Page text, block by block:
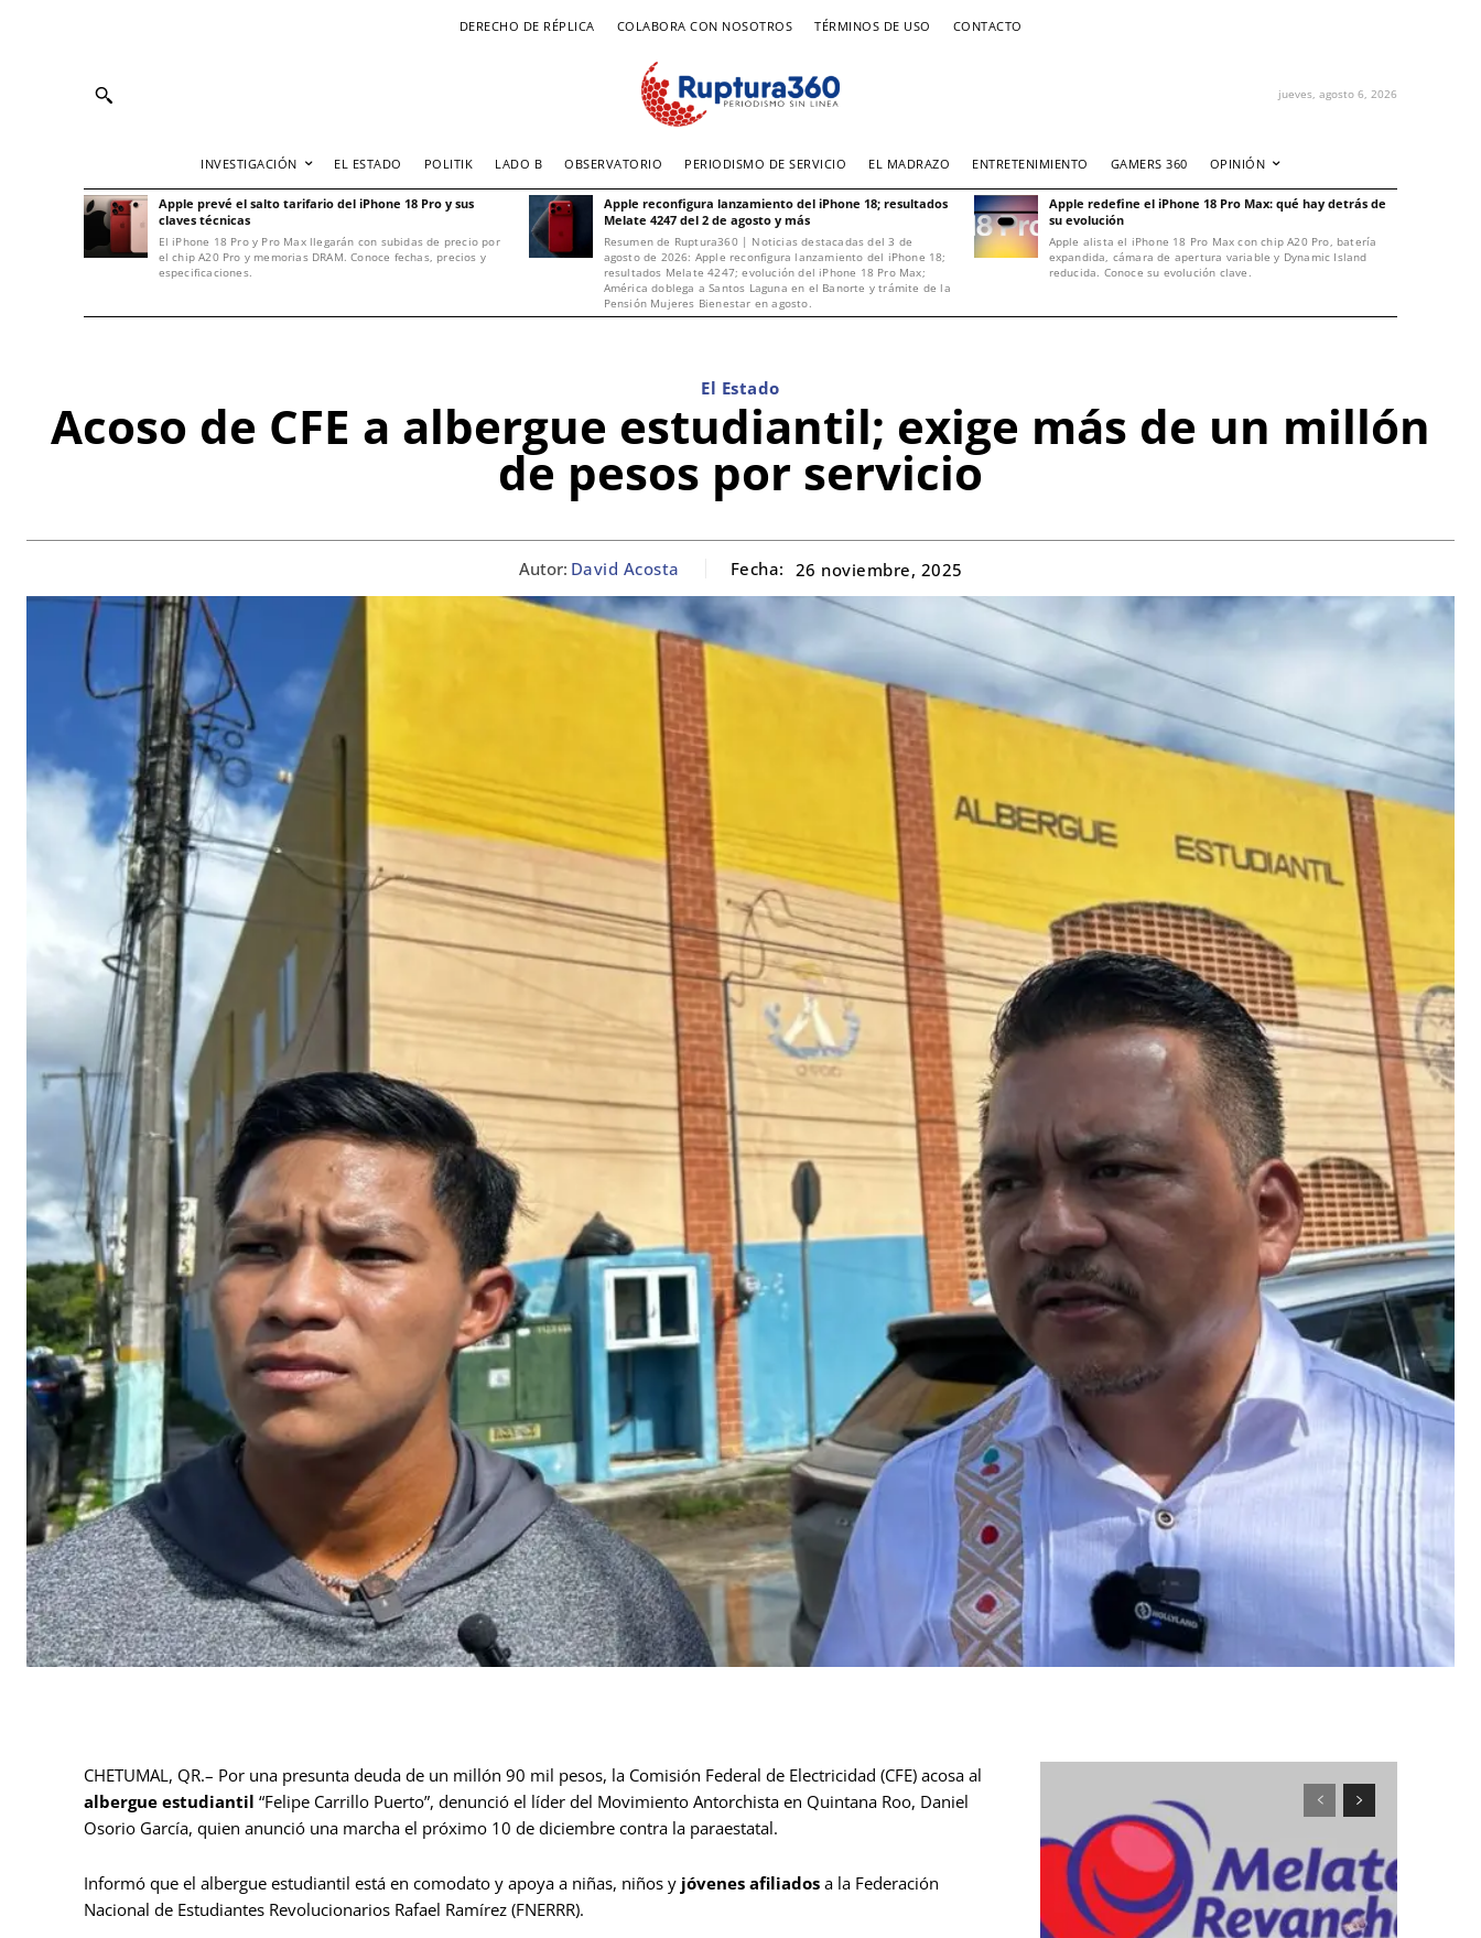
DERECHO DE RÉPLICA COLABORA CON NOSOTROS TÉRMINOS DE USO CONTACTO
jueves, agosto 6, 2026
INVESTIGACIÓN EL ESTADO POLITIK LADO B OBSERVATORIO PERIODISMO DE SERVICIO EL MADRAZO ENTRETENIMIENTO GAMERS 360 OPINIÓN
Apple prevé el salto tarifario del iPhone 18 Pro y sus
claves técnicas
El iPhone 18 Pro y Pro Max llegarán con subidas de precio por
el chip A20 Pro y memorias DRAM. Conoce fechas, precios y
especificaciones.
Apple reconfigura lanzamiento del iPhone 18; resultados
Melate 4247 del 2 de agosto y más
Resumen de Ruptura360 | Noticias destacadas del 3 de
agosto de 2026: Apple reconfigura lanzamiento del iPhone 18;
resultados Melate 4247; evolución del iPhone 18 Pro Max;
América doblega a Santos Laguna en el Banorte y trámite de la
Pensión Mujeres Bienestar en agosto.
Apple redefine el iPhone 18 Pro Max: qué hay detrás de
su evolución
Apple alista el iPhone 18 Pro Max con chip A20 Pro, batería
expandida, cámara de apertura variable y Dynamic Island
reducida. Conoce su evolución clave.
El Estado
Acoso de CFE a albergue estudiantil; exige más de un millón
de pesos por servicio
Autor: David Acosta Fecha: 26 noviembre, 2025
CHETUMAL, QR.– Por una presunta deuda de un millón 90 mil pesos, la Comisión Federal de Electricidad (CFE) acosa al
albergue estudiantil “Felipe Carrillo Puerto”, denunció el líder del Movimiento Antorchista en Quintana Roo, Daniel
Osorio García, quien anunció una marcha el próximo 10 de diciembre contra la paraestatal.
Informó que el albergue estudiantil está en comodato y apoya a niñas, niños y jóvenes afiliados a la Federación
Nacional de Estudiantes Revolucionarios Rafael Ramírez (FNERRR).